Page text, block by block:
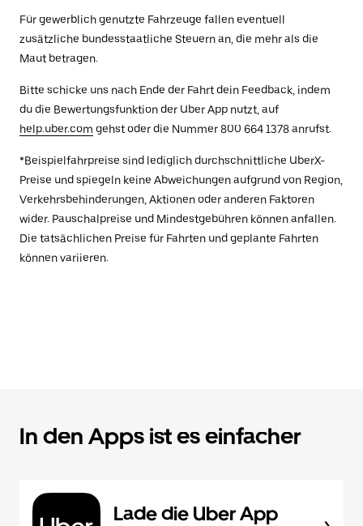
Für gewerblich genutzte Fahrzeuge fallen eventuell
zusätzliche bundesstaatliche Steuern an, die mehr als die
Maut betragen.
Bitte schicke uns nach Ende der Fahrt dein Feedback, indem
du die Bewertungsfunktion der Uber App nutzt, auf
help.uber.com gehst oder die Nummer 800 664 1378 anrufst.
*Beispielfahrpreise sind lediglich durchschnittliche UberX-
Preise und spiegeln keine Abweichungen aufgrund von Region,
Verkehrsbehinderungen, Aktionen oder anderen Faktoren
wider. Pauschalpreise und Mindestgebühren können anfallen.
Die tatsächlichen Preise für Fahrten und geplante Fahrten
können variieren.
In den Apps ist es einfacher
Lade die Uber App